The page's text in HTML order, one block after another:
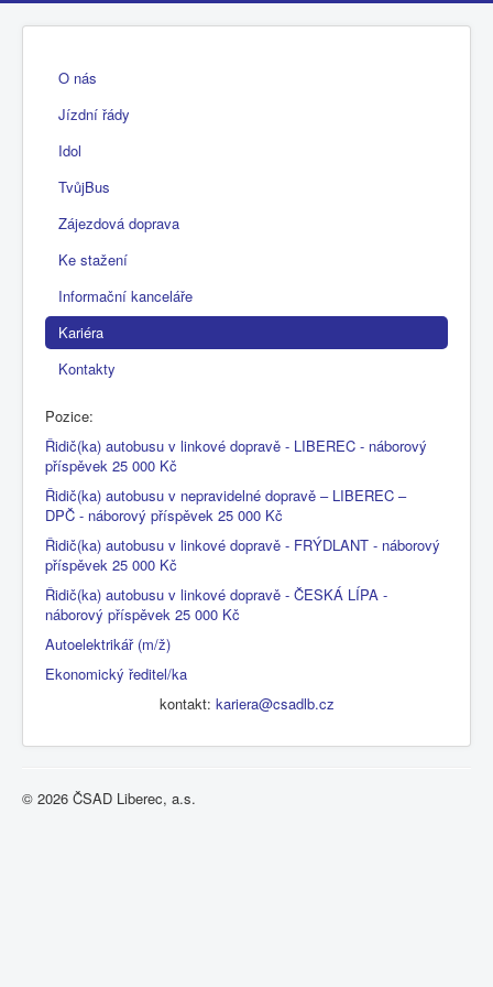
O nás
Jízdní řády
Idol
TvůjBus
Zájezdová doprava
Ke stažení
Informační kanceláře
Kariéra
Kontakty
Pozice:
Řidič(ka) autobusu v linkové dopravě - LIBEREC - náborový
příspěvek 25 000 Kč
Řidič(ka) autobusu v nepravidelné dopravě – LIBEREC –
DPČ - náborový příspěvek 25 000 Kč
Řidič(ka) autobusu v linkové dopravě - FRÝDLANT - náborový
příspěvek 25 000 Kč
Řidič(ka) autobusu v linkové dopravě - ČESKÁ LÍPA -
náborový příspěvek 25 000 Kč
Autoelektrikář (m/ž)
Ekonomický ředitel/ka
kontakt: kariera@csadlb.cz
© 2026 ČSAD Liberec, a.s.